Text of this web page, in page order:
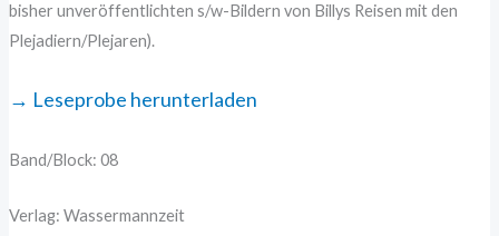
bisher unveröffentlichten s/w-Bildern von Billys Reisen mit den
Plejadiern/Plejaren).
→ Leseprobe herunterladen
Band/Block: 08
Verlag: Wassermannzeit